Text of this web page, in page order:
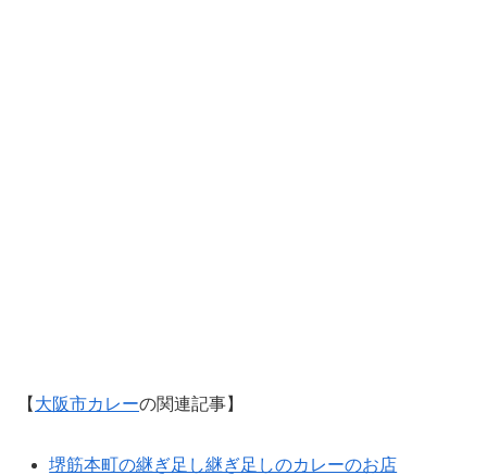
【 大阪市カレーの関連記事】
堺筋本町の継ぎ足し継ぎ足しのカレーのお店